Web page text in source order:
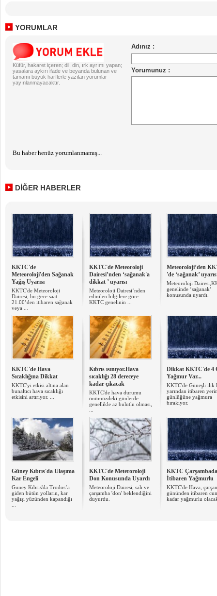
YORUMLAR
Küfür, hakaret içeren; dil, din, ırk ayrımı yapan;
yasalara aykırı ifade ve beyanda bulunan ve
tamamı büyük harflerle yazılan yorumlar
yayınlanmayacaktır.
Bu haber henüz yorumlanmamış...
DİĞER HABERLER
KKTC'de
Meteoroloji'den Sağanak
Yağış Uyarısı
KKTC'de Meteoroloji
Dairesi, bu gece saat
21.00’den itibaren sağanak
veya ...
KKTC'de Meteoroloji
Dairesi’nden ‘sağanak'a
dikkat ’ uyarısı
​Meteoroloji Dairesi’nden
edinilen bilgilere göre
KKTC genelinin ...
Meteoroloji’den
'de ‘sağanak’
Meteoroloji
genelinde ‘sağanak’
konusunda uyardı.
KKTC'de Hava
Sıcaklığına Dikkat
KKTC'yi etkisi altına alan
bunaltıcı hava sıcaklığı
etkisini artırıyor. ...
Kıbrıs ısınıyor.Hava
sıcaklığı 28 dereceye
kadar çıkacak
KKTC'de hava durumu
önümüzdeki günlerde
genellikle az bulutlu olması,
Dikkat KKTC'de 4
Yağmur Var...
KKTC'de Güneşli ılık
yarından itibaren
günlüğüne yağmura
bırakıyor.
Güney Kıbrıs'da Ulaşıma
Kar Engeli
Güney Kıbrıs'da Trodos’a
giden bütün yolların, kar
yağışı yüzünden kapandığı
KKTC'de Meteroroloji
Don Konusunda Uyardı
Meteoroloji Dairesi, salı ve
çarşamba 'don' beklendiğini
duyurdu.
KKTC
İtibaren Yağmurlu
KKTC'de Hava,
gününden itibaren
kadar yağmurlu